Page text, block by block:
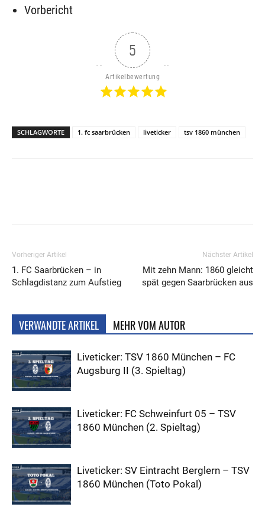
Vorbericht
5
Artikelbewertung
SCHLAGWORTE 1. fc saarbrücken liveticker tsv 1860 münchen
Vorheriger Artikel
1. FC Saarbrücken – in
Schlagdistanz zum Aufstieg
Nächster Artikel
Mit zehn Mann: 1860 gleicht
spät gegen Saarbrücken aus
VERWANDTE ARTIKEL MEHR VOM AUTOR
Liveticker: TSV 1860 München – FC
Augsburg II (3. Spieltag)
Liveticker: FC Schweinfurt 05 – TSV
1860 München (2. Spieltag)
Liveticker: SV Eintracht Berglern – TSV
1860 München (Toto Pokal)